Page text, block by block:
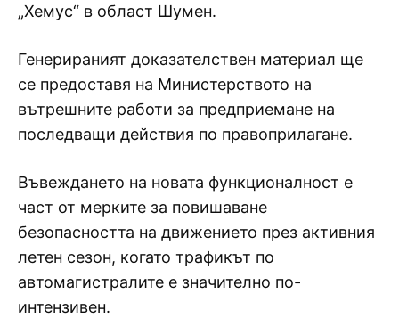
„Хемус“ в област Шумен.
Генерираният доказателствен материал ще
се предоставя на Министерството на
вътрешните работи за предприемане на
последващи действия по правоприлагане.
Въвеждането на новата функционалност е
част от мерките за повишаване
безопасността на движението през активния
летен сезон, когато трафикът по
автомагистралите е значително по-
интензивен.